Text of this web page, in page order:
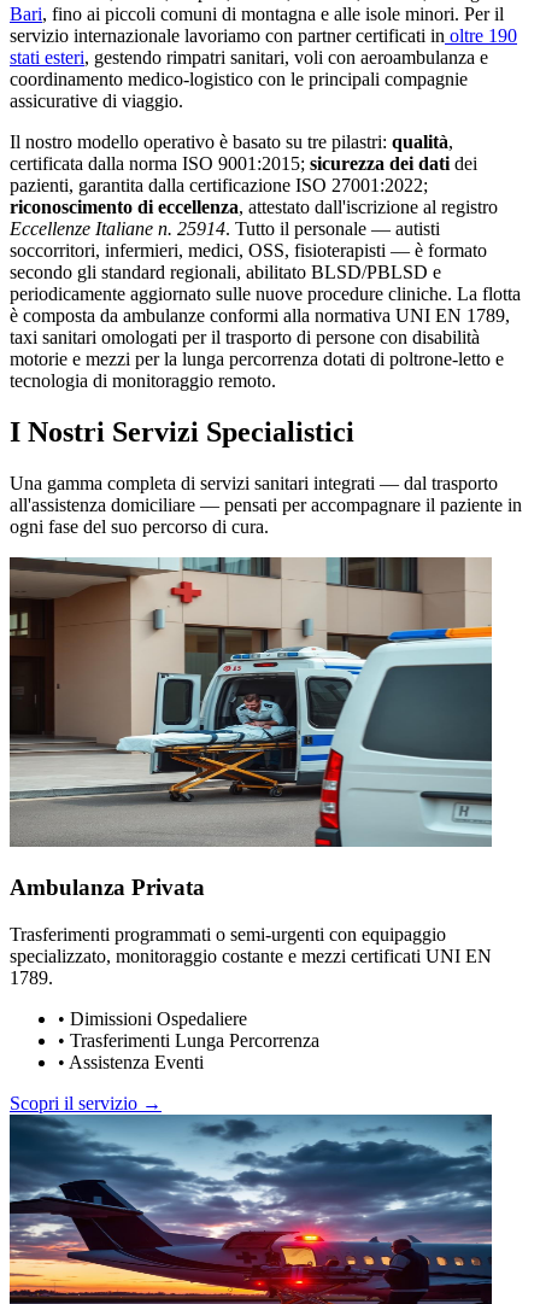
Bari, fino ai piccoli comuni di montagna e alle isole minori. Per il
servizio internazionale lavoriamo con partner certificati in oltre 190
stati esteri, gestendo rimpatri sanitari, voli con aeroambulanza e
coordinamento medico-logistico con le principali compagnie
assicurative di viaggio.
Il nostro modello operativo è basato su tre pilastri: qualità,
certificata dalla norma ISO 9001:2015; sicurezza dei dati dei
pazienti, garantita dalla certificazione ISO 27001:2022;
riconoscimento di eccellenza, attestato dall'iscrizione al registro
Eccellenze Italiane n. 25914. Tutto il personale — autisti
soccorritori, infermieri, medici, OSS, fisioterapisti — è formato
secondo gli standard regionali, abilitato BLSD/PBLSD e
periodicamente aggiornato sulle nuove procedure cliniche. La flotta
è composta da ambulanze conformi alla normativa UNI EN 1789,
taxi sanitari omologati per il trasporto di persone con disabilità
motorie e mezzi per la lunga percorrenza dotati di poltrone-letto e
tecnologia di monitoraggio remoto.
I Nostri Servizi Specialistici
Una gamma completa di servizi sanitari integrati — dal trasporto
all'assistenza domiciliare — pensati per accompagnare il paziente in
ogni fase del suo percorso di cura.
Ambulanza Privata
Trasferimenti programmati o semi-urgenti con equipaggio
specializzato, monitoraggio costante e mezzi certificati UNI EN
1789.
• Dimissioni Ospedaliere
• Trasferimenti Lunga Percorrenza
• Assistenza Eventi
Scopri il servizio →